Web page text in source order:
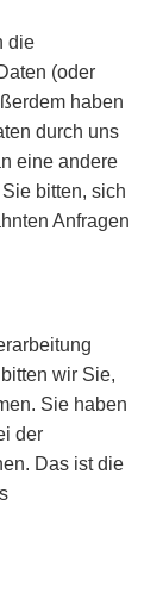
die
(oder
haben
durch uns
eine andere
bitten, sich
Anfragen
wir Sie,
Sie haben
der
Das ist die